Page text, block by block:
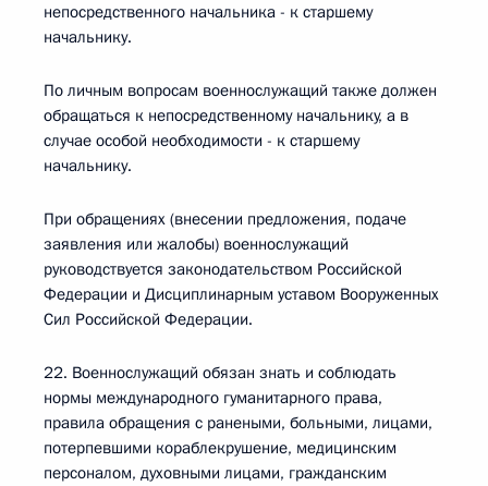
непосредственного начальника - к старшему
начальнику.
По личным вопросам военнослужащий также должен
обращаться к непосредственному начальнику, а в
случае особой необходимости - к старшему
начальнику.
При обращениях (внесении предложения, подаче
заявления или жалобы) военнослужащий
руководствуется законодательством Российской
Федерации и Дисциплинарным уставом Вооруженных
Сил Российской Федерации.
22. Военнослужащий обязан знать и соблюдать
нормы международного гуманитарного права,
правила обращения с ранеными, больными, лицами,
потерпевшими кораблекрушение, медицинским
персоналом, духовными лицами, гражданским